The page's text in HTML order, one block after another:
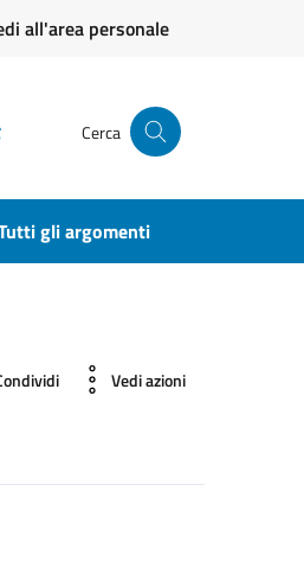
all'area personale
Cerca
gli argomenti
Vedi azioni